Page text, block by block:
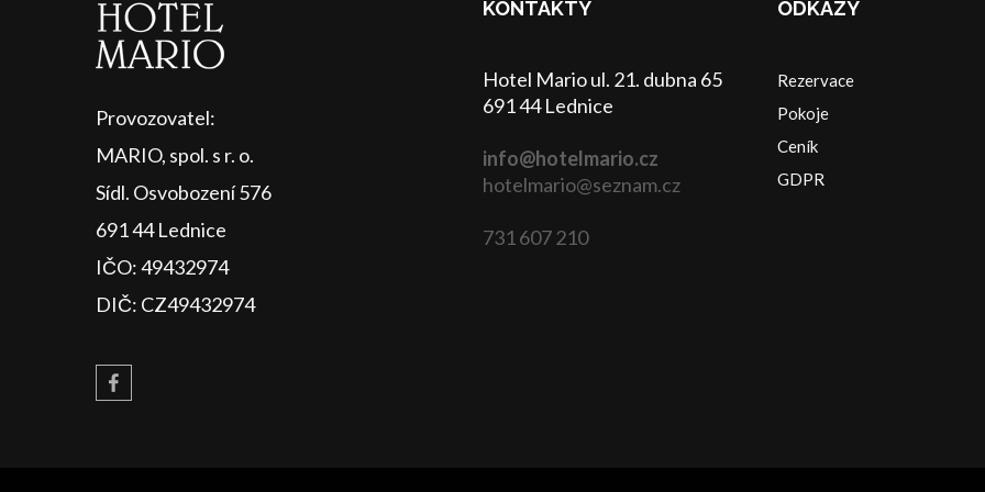
Provozovatel:
MARIO, spol. s r. o.
Sídl. Osvobození 576
691 44 Lednice
IČO: 49432974
DIČ: CZ49432974
KONTAKTY
Hotel Mario ul. 21. dubna 65
691 44 Lednice
info@hotelmario.cz
hotelmario@seznam.cz
731 607 210
ODKAZY
Rezervace
Pokoje
Ceník
GDPR